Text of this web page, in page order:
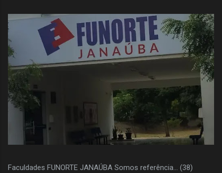
Faculdades FUNORTE JANAÚBA Somos referência... (38)